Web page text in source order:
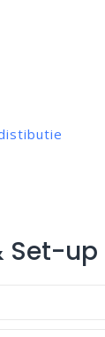
Set-up